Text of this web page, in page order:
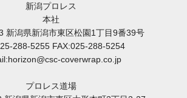
新潟プロレス
本社
新潟県新潟市東区松園1丁目9番39号
288-5255 FAX:025-288-5254
coverwrap.co.jp
プロレス道場